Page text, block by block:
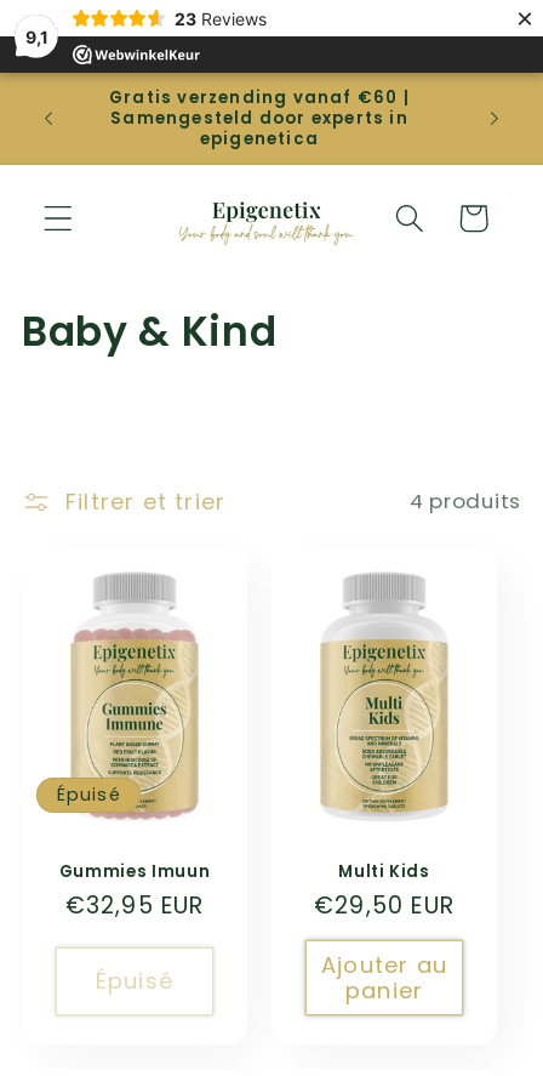
9,1
23 Reviews ×
et
passer
au
contenuGratis verzending vanaf €60 |
Samengesteld door experts in
epigenetica
Panier
C
l
n
Baby & Kind
Filtrer et trier 4 produits
Épuisé
Gummies Imuun
Prix
habituel
€32,95 EUR
Épuisé
Multi Kids
Prix
habituel
€29,50 EUR
Ajouter au
panier